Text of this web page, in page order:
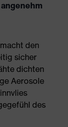
den
sicher
dichten
Aerosole
des